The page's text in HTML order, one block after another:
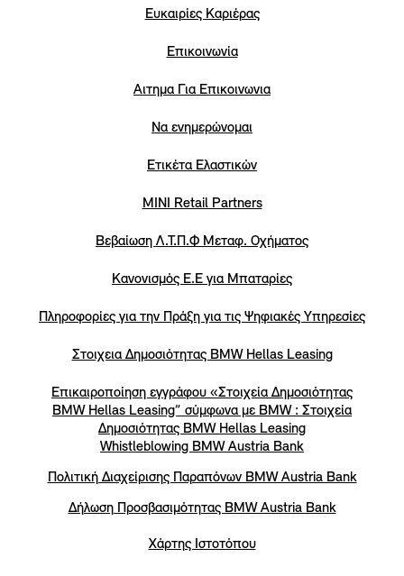
Eυκαιρίες Καριέρας
Επικοινωνία
Αιτημα Για Επικοινωνια
Να ενημερώνομαι
Ετικέτα Ελαστικών
MINI Retail Partners
Βεβαίωση Λ.Τ.Π.Φ Μεταφ. Οχήματος
Κανονισμός Ε.Ε για Μπαταρίες
Πληροφορίες για την Πράξη για τις Ψηφιακές Υπηρεσίες
Στοιχεια Δημοσιότητας BMW Hellas Leasing
Επικαιροποίηση εγγράφου «Στοιχεία Δημοσιότητας
BMW Hellas Leasing” σύμφωνα με BMW : Στοιχεία
Δημοσιότητας BMW Hellas Leasing
Whistleblowing BMW Austria Bank
Πολιτική Διαχείρισης Παραπόνων BMW Austria Bank
Δήλωση Προσβασιμότητας BMW Austria Bank
Χάρτης Ιστοτόπου